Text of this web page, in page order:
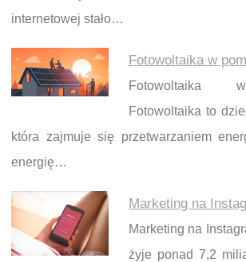
internetowej stało…
Fotowoltaika w
Fotowoltaika
Fotowoltaika to
która zajmuje się przetwarzaniem
energię…
Marketing na
Marketing na
żyje ponad 7,2